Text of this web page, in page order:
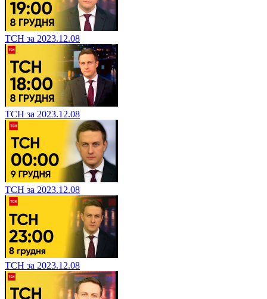
ТСН за 2023.12.08
ТСН за 2023.12.08
ТСН за 2023.12.08
ТСН за 2023.12.08